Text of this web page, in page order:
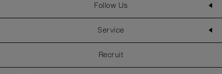
Follow Us
Service
Recruit